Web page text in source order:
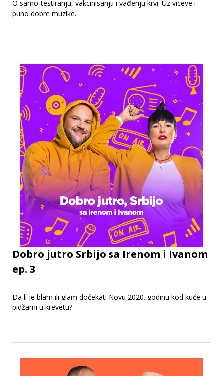
O samo-testiranju, vakcinisanju i vađenju krvi. Uz viceve i
puno dobre muzike.
Dobro jutro Srbijo sa Irenom i Ivanom
ep. 3
Da li je blam ili glam dočekati Novu 2020. godinu kod kuće u
pidžami u krevetu?